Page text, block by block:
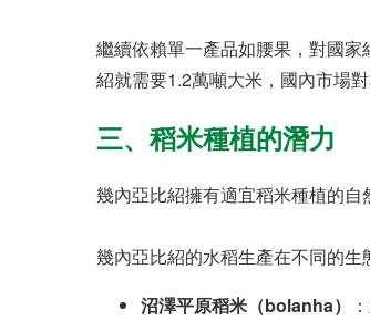
繼續依賴單一產品如腰果，對國
紹就需要1.2萬噸大米，國內市場
三、稻米種植的潛力
幾內亞比紹擁有適宜稻米種植的
幾內亞比紹的水稻生產在不同的生
沼澤平原稻米（bolanha）